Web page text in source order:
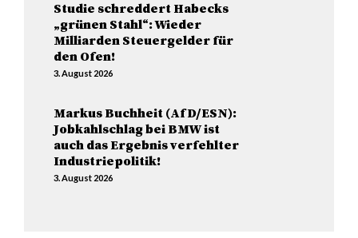
Studie schreddert Habecks
„grünen Stahl“: Wieder
Milliarden Steuergelder für
den Ofen!
3. August 2026
Markus Buchheit (AfD/ESN):
Jobkahlschlag bei BMW ist
auch das Ergebnis verfehlter
Industriepolitik!
3. August 2026